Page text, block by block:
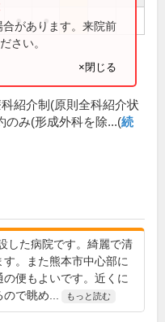
● ●
があります。来院前
さい。
×閉じる
紹介制(原則全科紹介状
のみ(形成外科を除...(続
した病院です。綺麗で清
す。また熊本市中心部に
の便もよいです。近くに
で眺め...
もっと読む